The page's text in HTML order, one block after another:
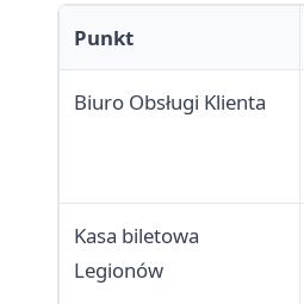
Punkt
Biuro Obsługi Klienta
Kasa biletowa
Legionów